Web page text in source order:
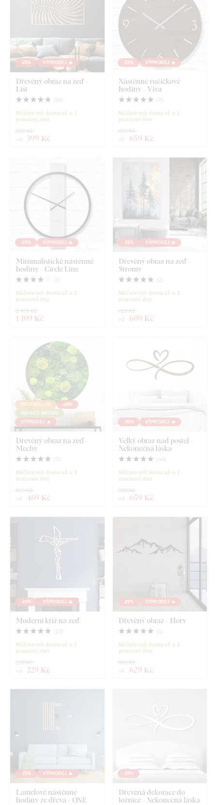
-25% VÝPRODEJ 🔥
Dřevěný obraz na zeď -
List
( 56 )
Můžete mít doma už o 1
pracovní den
od 399 Kč
529 Kč
-25% VÝPRODEJ 🔥
Nástěnné ručičkové
hodiny - Viva
( 7)
Můžete mít doma už o 1
pracovní den
od 659 Kč
879 Kč
-25% VÝPRODEJ 🔥
Minimalistické nástěnné
hodiny - Circle Line
( 1 )
Můžete mít doma už o 2
pracovní dny
1 109 Kč
1 479 Kč
-26% VÝPRODEJ 🔥
Dřevěný obraz na zeď -
Stromy
( 2)
Můžete mít doma už o 3
pracovní dny
od 609 Kč
819 Kč
BESTSELLER
-24%
IMITACE MECHU
VÝPRODEJ 🔥
Dřevěný obraz na zeď -
Mechy
( 7)
Můžete mít doma už o 3
pracovní dny
od 469 Kč
619 Kč
-30% VÝPRODEJ 🔥
Velký obraz nad postel -
Nekonečná láska
( 44)
Můžete mít doma už o 1
pracovní den
od 659 Kč
939 Kč
-23% VÝPRODEJ 🔥
Moderní kříž na zeď
( 23)
Můžete mít doma už o 1
pracovní den
od 229 Kč
299 Kč
-29% VÝPRODEJ 🔥
Dřevěný obraz - Hory
( 1 )
Můžete mít doma už o 1
pracovní den
od 629 Kč
889 Kč
-25% VÝPRODEJ 🔥
Lamelové nástěnné
hodiny ze dřeva - ONE
-25%
Dřevěná dekorace do
ložnice - Nekonečná láska